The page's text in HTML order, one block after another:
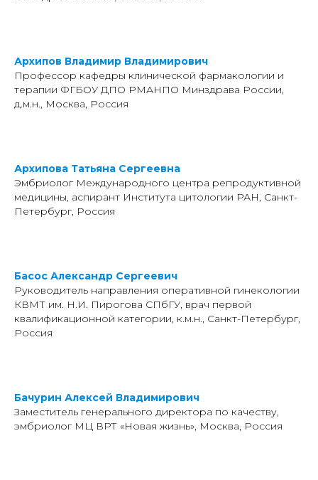
Архипов Владимир Владимирович
Профессор кафедры клинической фармакологии и
терапии ФГБОУ ДПО РМАНПО Минздрава России,
д.м.н., Москва, Россия
Архипова Татьяна Сергеевна
Эмбриолог Международного центра репродуктивной
медицины, аспирант Института цитологии РАН, Санкт-
Петербург, Россия
Басос Александр Сергеевич
Руководитель направления оперативной гинекологии
КВМТ им. Н.И. Пирогова СПбГУ, врач первой
квалификационной категории, к.м.н., Санкт-Петербург,
Россия
Бачурин Алексей Владимирович
Заместитель генерального директора по качеству,
эмбриолог МЦ ВРТ «Новая жизнь», Москва, Россия